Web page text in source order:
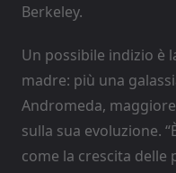
Berkeley.
Un possibile indizio è
madre: più una
Andromeda,
sulla sua evoluzione.
come la crescita delle